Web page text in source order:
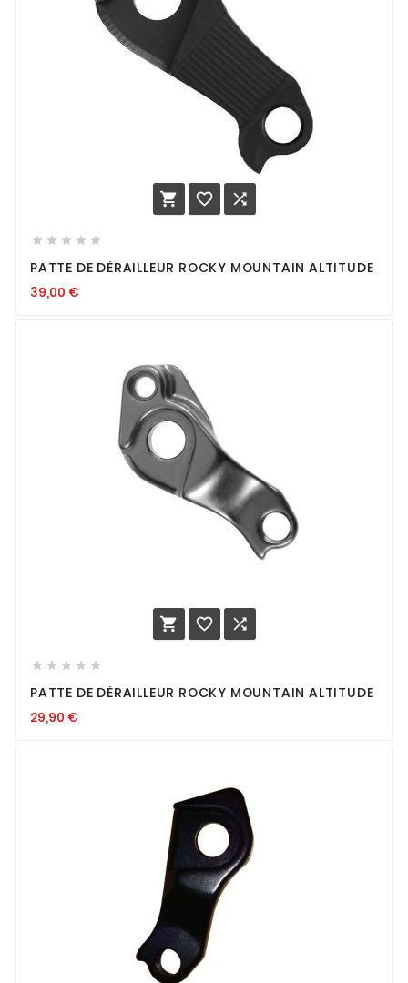
  
    
PATTE DE DÉRAILLEUR ROCKY MOUNTAIN ALTITUDE
39,00 €
  
    
PATTE DE DÉRAILLEUR ROCKY MOUNTAIN ALTITUDE
29,90 €